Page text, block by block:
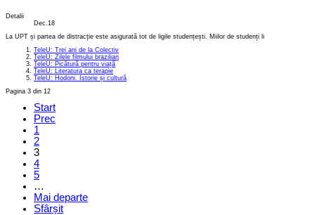
Detalii
Dec.18
La UPT și partea de distracție este asigurată tot de ligile studențești. Miilor de studenți li
TeleU: Trei ani de la Colectiv
TeleU: Zilele filmului brazilian
TeleU: Picătură pentru viață
TeleU: Literatura ca terapie
TeleU: Hodoni. Istorie și cultură
Pagina 3 din 12
Start
Prec
1
2
3
4
5
…
Mai departe
Sfârșit